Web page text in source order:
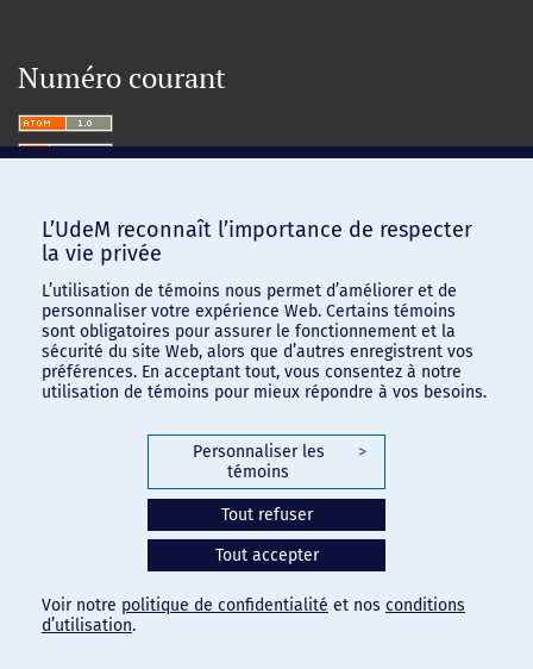
Numéro courant
-Conditions d'utilisation
Paramètres des témoins
L’UdeM reconnaît l’importance de respecter
la vie privée
L’utilisation de témoins nous permet d’améliorer et de
personnaliser votre expérience Web. Certains témoins
sont obligatoires pour assurer le fonctionnement et la
sécurité du site Web, alors que d’autres enregistrent vos
préférences. En acceptant tout, vous consentez à notre
utilisation de témoins pour mieux répondre à vos besoins.
Personnaliser les
témoins
>
Tout refuser
Tout accepter
Voir notre politique de confidentialité et nos conditions
d’utilisation.